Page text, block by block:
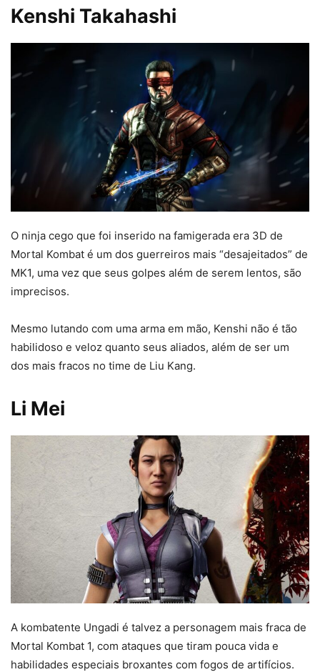
Kenshi Takahashi
O ninja cego que foi inserido na famigerada era 3D de
Mortal Kombat é um dos guerreiros mais “desajeitados” de
MK1, uma vez que seus golpes além de serem lentos, são
imprecisos.
Mesmo lutando com uma arma em mão, Kenshi não é tão
habilidoso e veloz quanto seus aliados, além de ser um
dos mais fracos no time de Liu Kang.
Li Mei
A kombatente Ungadi é talvez a personagem mais fraca de
Mortal Kombat 1, com ataques que tiram pouca vida e
habilidades especiais broxantes com fogos de artifícios.